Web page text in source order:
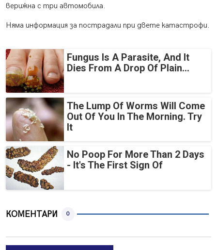
верижна с три автомобила.
Няма информация за пострадали при двете катастрофи.
Fungus Is A Parasite, And It
Dies From A Drop Of Plain...
The Lump Of Worms Will Come
Out Of You In The Morning. Try
It
No Poop For More Than 2 Days
- It's The First Sign Of
КОМЕНТАРИ 0